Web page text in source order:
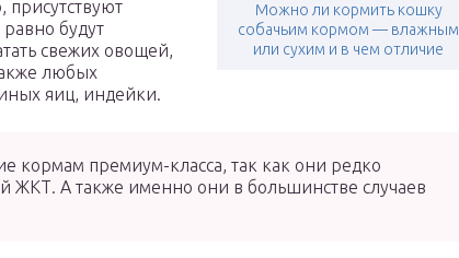
Можно ли кормить кошку
собачьим кормом — влажным
или сухим и в чем отличие
присутствуют
будут
свежих овощей,
любых
яиц, индейки.
кормам премиум-класса, так как они редко
ЖКТ. А также именно они в большинстве случаев